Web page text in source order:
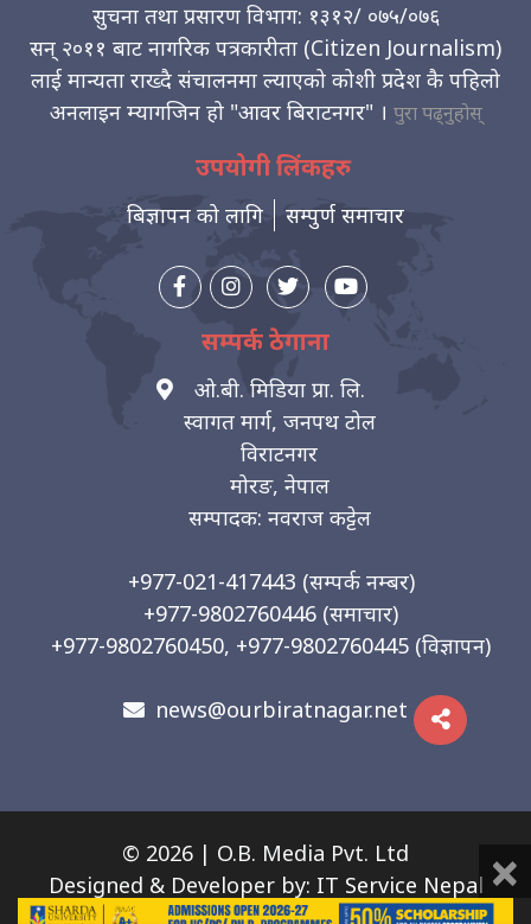
सुचना तथा प्रसारण विभाग: १३१२/ ०७५/०७६
सन् २०११ बाट नागरिक पत्रकारीता (Citizen Journalism)
लाई मान्यता राख्दै संचालनमा ल्याएको कोशी प्रदेश कै पहिलो
अनलाइन म्यागजिन हो "आवर बिराटनगर" । पुरा पढ्नुहोस्
उपयोगी लिंकहरु
बिज्ञापन को लागि सम्पुर्ण समाचार
सम्पर्क ठेगाना
ओ.बी. मिडिया प्रा. लि.
स्वागत मार्ग, जनपथ टोल
विराटनगर
मोरङ, नेपाल
सम्पादक: नवराज कट्टेल
+977-021-417443 (सम्पर्क नम्बर)
+977-9802760446 (समाचार)
+977-9802760450, +977-9802760445 (विज्ञापन)
news@ourbiratnagar.net
© 2026 | O.B. Media Pvt. Ltd
Designed & Developer by: IT Service Nepal ×